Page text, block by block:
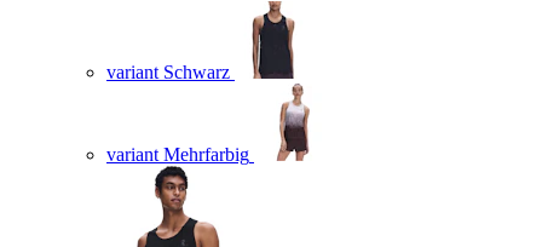
variant Schwarz
variant Mehrfarbig